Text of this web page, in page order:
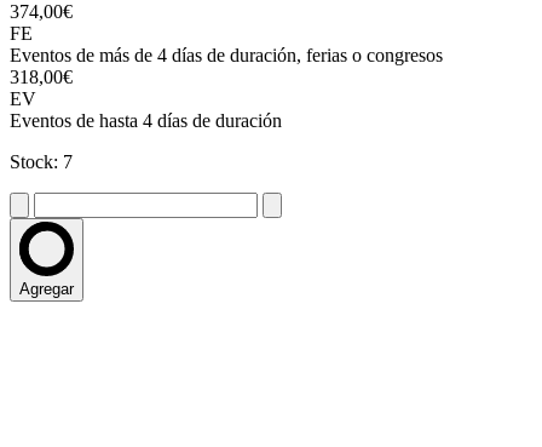
374,00€
FE
Eventos de más de 4 días de duración, ferias o congresos
318,00€
EV
Eventos de hasta 4 días de duración
Stock: 7
Agregar